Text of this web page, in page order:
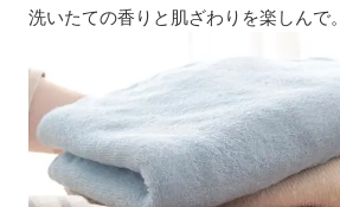
洗いたての香りと肌ざわりを楽しんで。